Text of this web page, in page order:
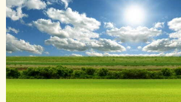
Даже при хорошем участке результат
во многом зависит от посадочного
материала.
Практика показывает: сильные,
адаптированные саженцы быстрее
приживаются, лучше переносят
стрессовые условия и позволяют
снизить риски на старте.